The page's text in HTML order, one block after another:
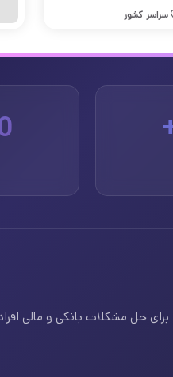
سراسر کشور
حل مشکلات بانکی و مالی